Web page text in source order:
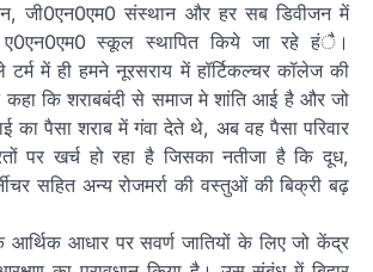
जी0एन0एम0 संस्थान और हर सब डिवीजन में
स्कूल स्थापित किये जा रहे हंै।
टर्म में ही हमने नूरसराय में हॉर्टिकल्चर कॉलेज की
कहा कि शराबबंदी से समाज मे शांति आई है और जो
का पैसा शराब में गंवा देते थे, अब वह पैसा परिवार
पर खर्च हो रहा है जिसका नतीजा है कि दूध,
सहित अन्य रोजमर्रा की वस्तुओं की बिक्री बढ़
आर्थिक आधार पर सवर्ण जातियों के लिए जो केंद्र